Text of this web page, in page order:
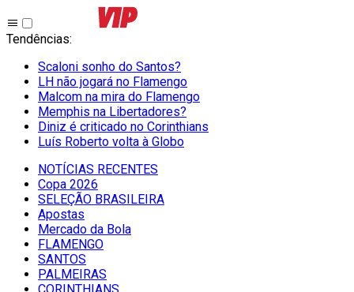
Tendências:
Scaloni sonho do Santos?
LH não jogará no Flamengo
Malcom na mira do Flamengo
Memphis na Libertadores?
Diniz é criticado no Corinthians
Luís Roberto volta à Globo
NOTÍCIAS RECENTES
Copa 2026
SELEÇÃO BRASILEIRA
Apostas
Mercado da Bola
FLAMENGO
SANTOS
PALMEIRAS